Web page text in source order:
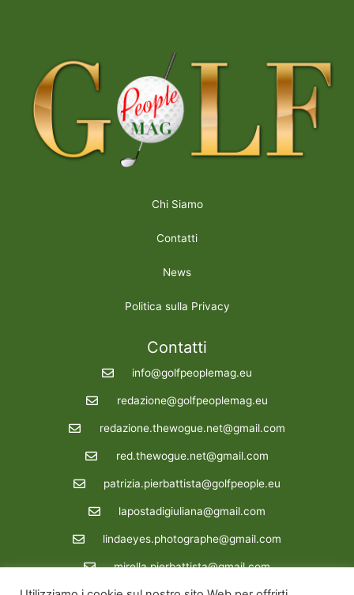
Chi Siamo
Contatti
News
Politica sulla Privacy
Contatti
info@golfpeoplemag.eu
redazione@golfpeoplemag.eu
redazione.thewogue.net@gmail.com
red.thewogue.net@gmail.com
patrizia.pierbattista@golfpeople.eu
lapostadigiuliana@gmail.com
lindaeyes.photographe@gmail.com
mirella.pierbattista@gmail.com